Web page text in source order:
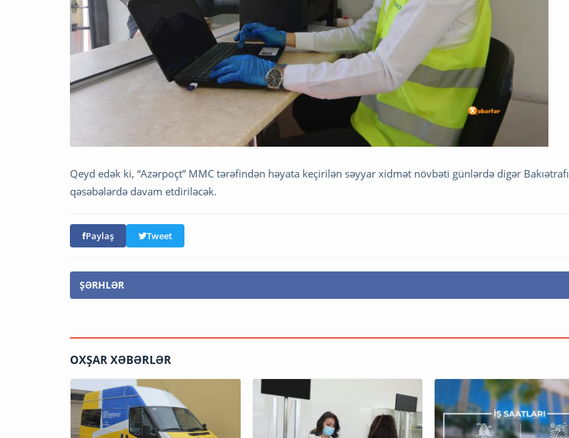
Qeyd edək ki, “Azərpoçt” MMC tərəfindən həyata keçirilən səyyar xidmət növbəti günlərdə digər Bakıətrafı
qəsəbələrdə davam etdiriləcək.
Paylaş Tweet
ŞƏRHLƏR
OXŞAR XƏBƏRLƏR